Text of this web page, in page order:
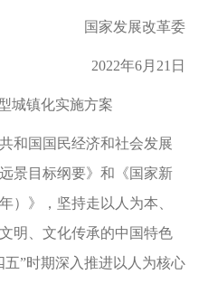
国家发展改革委
2022年6月21日
城镇化实施方案
和国国民经济和社会发展
景目标纲要》和《国家新
）》，坚持走以人为本、
明、文化传承的中国特色
”时期深入推进以人为核心